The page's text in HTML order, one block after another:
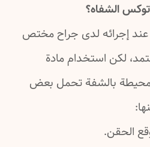
الشفاه؟
عند إجرائه لدى جراح مختص
لكن استخدام مادة
بالشفة تحمل بعض